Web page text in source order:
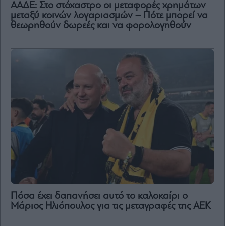
ΑΑΔΕ: Στο στόχαστρο οι μεταφορές χρημάτων
μεταξύ κοινών λογαριασμών – Πότε μπορεί να
θεωρηθούν δωρεές και να φορολογηθούν
Πόσα έχει δαπανήσει αυτό το καλοκαίρι ο
Μάριος Ηλιόπουλος για τις μεταγραφές της ΑΕΚ